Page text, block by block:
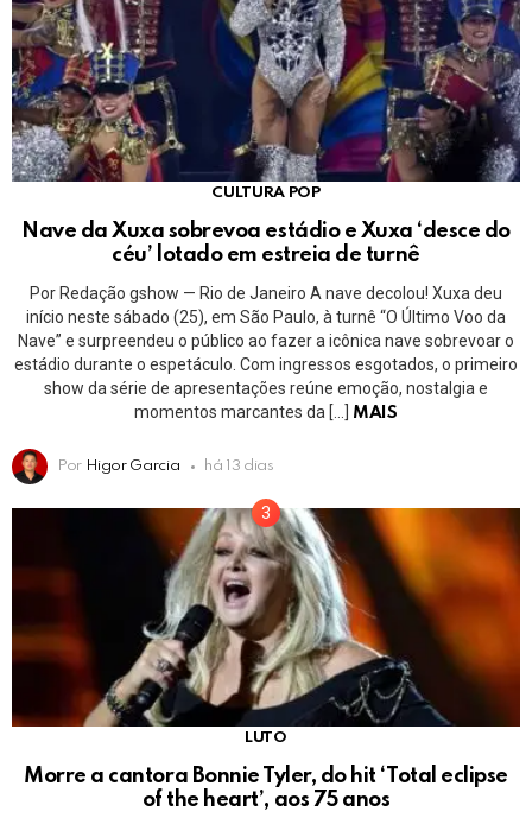
CULTURA POP
Nave da Xuxa sobrevoa estádio e Xuxa ‘desce do
céu’ lotado em estreia de turnê
Por Redação gshow — Rio de Janeiro A nave decolou! Xuxa deu
início neste sábado (25), em São Paulo, à turnê “O Último Voo da
Nave” e surpreendeu o público ao fazer a icônica nave sobrevoar o
estádio durante o espetáculo. Com ingressos esgotados, o primeiro
show da série de apresentações reúne emoção, nostalgia e
momentos marcantes da […]
MAIS
Por Higor Garcia há 13 dias
LUTO
Morre a cantora Bonnie Tyler, do hit ‘Total eclipse
of the heart’, aos 75 anos